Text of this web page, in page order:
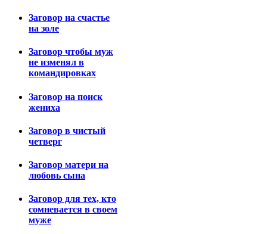
Заговор на счастье
на золе
Заговор чтобы муж
не изменял в
командировках
Заговор на поиск
жениха
Заговор в чистый
четверг
Заговор матери на
любовь сына
Заговор для тех, кто
сомневается в своем
муже